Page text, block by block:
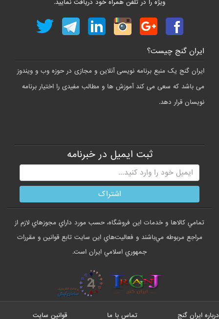
ویژه را در تلفن همراه خود دریافت نمایید.
ایران گنج چیست؟
ایران گنج یک منبع برنامه نویسی آنلاین و مجازی در حوزه وب و ویندوز
می باشد که سعی می کند آموزش ها و مطالب مفیدی را اختیار برنامه
نویسان قرار دهد.
ثبت ایمیل در خبرنامه
تمامي كالاها و خدمات اين فروشگاه، حسب مورد داراي مجوزهاي لازم از
مراجع مربوطه مي‌باشند و فعاليت‌هاي اين سايت تابع قوانين و مقررات
جمهوري اسلامي ايران است.
درباره ایران گنج تماس با ما قوانین سایت